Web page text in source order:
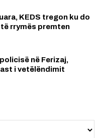
KEDS tregon ku do
rrymës premten
në Ferizaj,
i vetëlëndimit